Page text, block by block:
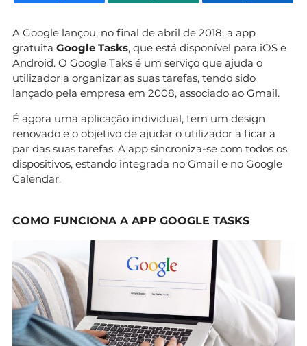
A Google lançou, no final de abril de 2018, a app
gratuita Google Tasks, que está disponível para iOS e
Android. O Google Taks é um serviço que ajuda o
utilizador a organizar as suas tarefas, tendo sido
lançado pela empresa em 2008, associado ao Gmail.
É agora uma aplicação individual, tem um design
renovado e o objetivo de ajudar o utilizador a ficar a
par das suas tarefas. A app sincroniza-se com todos os
dispositivos, estando integrada no Gmail e no Google
Calendar.
COMO FUNCIONA A APP GOOGLE TASKS